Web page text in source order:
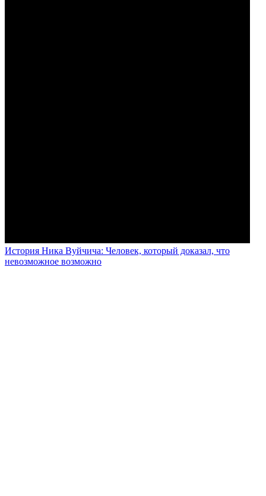
История Ника Вуйчича: Человек, который доказал, что
невозможное возможно